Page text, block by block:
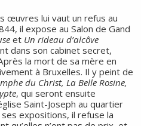
œuvres lui vaut un refus au
il expose au Salon de Gand
et Un rideau d’alcôve
dans son cabinet secret,
la mort de sa mère en
à Bruxelles. Il y peint de
du Christ, La Belle Rosine,
, qui seront ensuite
Saint-Joseph au quartier
expositions, il refuse la